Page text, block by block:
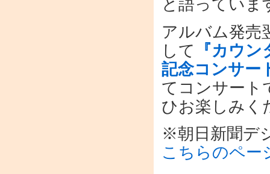
と語っていま
アルバム発売
して
『カウ
記念コンサー
てコンサート
ひお楽しみく
※朝日新聞デ
こちらのペー